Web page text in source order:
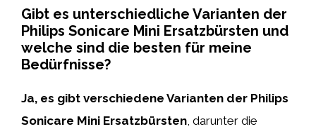
Gibt es unterschiedliche Varianten der
Philips Sonicare Mini Ersatzbürsten und
welche sind die besten für meine
Bedürfnisse?
Ja, es gibt verschiedene Varianten der Philips
Sonicare Mini Ersatzbürsten , darunter die